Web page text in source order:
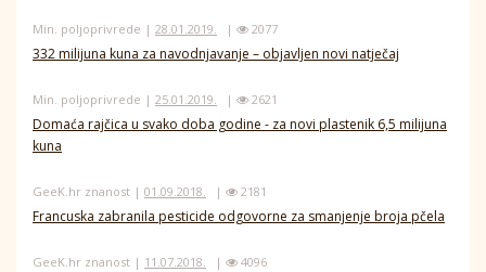
Min. poljoprivrede | 28.01.2019. | 2077
332 milijuna kuna za navodnjavanje – objavljen novi natječaj
Min. poljoprivrede | 25.01.2019. | 2621
Domaća rajčica u svako doba godine - za novi plastenik 6,5 milijuna
kuna
GeeK.hr znanost | 01.09.2018. | 2181
Francuska zabranila pesticide odgovorne za smanjenje broja pčela
GeeK.hr znanost | 11.07.2018. | 4096